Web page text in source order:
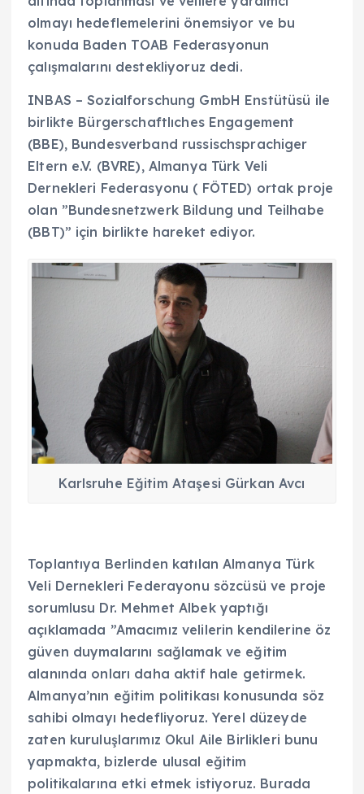
olmayı hedeflemelerini önemsiyor ve bu
konuda Baden TOAB Federasyonun
çalışmalarını destekliyoruz dedi.
INBAS – Sozialforschung GmbH Enstütüsü ile
birlikte Bürgerschaftlıches Engagement
(BBE), Bundesverband russischsprachiger
Eltern e.V. (BVRE), Almanya Türk Veli
Dernekleri Federasyonu ( FÖTED) ortak proje
olan ”Bundesnetzwerk Bildung und Teilhabe
(BBT)” için birlikte hareket ediyor.
Karlsruhe Eğitim Ataşesi Gürkan Avcı
Toplantıya Berlinden katılan Almanya Türk
Veli Dernekleri Federayonu sözcüsü ve proje
sorumlusu Dr. Mehmet Albek yaptığı
açıklamada ”Amacımız velilerin kendilerine öz
güven duymalarını sağlamak ve eğitim
alanında onları daha aktif hale getirmek.
Almanya’nın eğitim politikası konusunda söz
sahibi olmayı hedefliyoruz. Yerel düzeyde
zaten kuruluşlarımız Okul Aile Birlikleri bunu
yapmakta, bizlerde ulusal eğitim
politikalarına etki etmek istiyoruz. Burada